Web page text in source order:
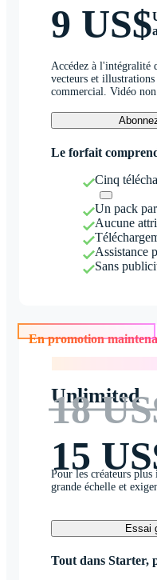
9 US$
Accédez à l'intégralité
vecteurs et illustrations
commercial. Vidéo non
Le forfait
Cinq
Un pack
Aucune
Assistance
Sans
En promotion maintenant !
Unlimited
18
15
Pour les créateurs
grande échelle et
Essai
Tout dans Starter,